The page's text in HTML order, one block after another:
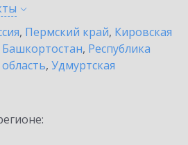
, Пермский край, Кировская
Башкортостан, Республика
, Удмуртская